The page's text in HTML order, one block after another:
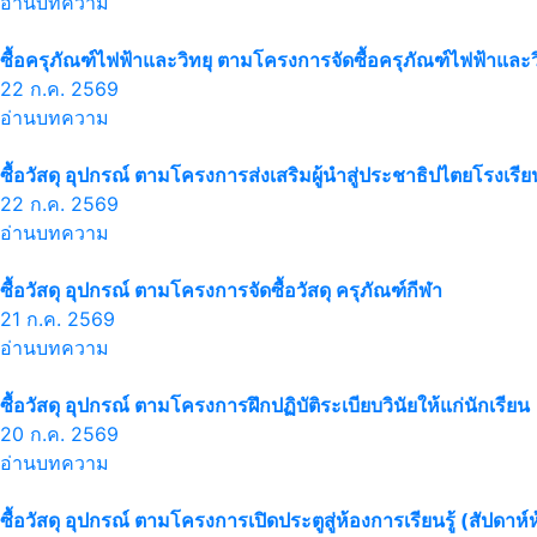
ซื้อครุภัณฑ์ไฟฟ้าและวิทยุ ตามโครงการจัดซื้อครุภัณฑ์ไฟฟ้าและ
22 ก.ค. 2569
อ่านบทความ
ซื้อวัสดุ อุปกรณ์ ตามโครงการส่งเสริมผู้นำสู่ประชาธิปไตยโรงเรีย
22 ก.ค. 2569
อ่านบทความ
ซื้อวัสดุ อุปกรณ์ ตามโครงการจัดซื้อวัสดุ ครุภัณฑ์กีฬา
21 ก.ค. 2569
อ่านบทความ
ซื้อวัสดุ อุปกรณ์ ตามโครงการฝึกปฏิบัติระเบียบวินัยให้แก่นักเรียน
20 ก.ค. 2569
อ่านบทความ
ซื้อวัสดุ อุปกรณ์ ตามโครงการเปิดประตูสู่ห้องการเรียนรู้ (สัปดาห์